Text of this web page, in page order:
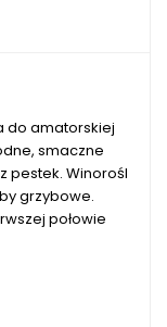
do amatorskiej
smaczne
pestek. Winorośl
grzybowe.
połowie